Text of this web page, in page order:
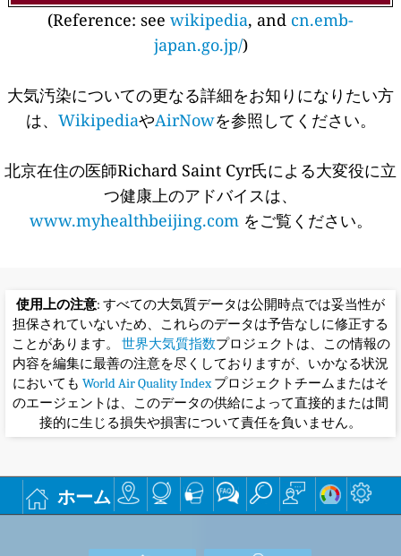
(Reference: see wikipedia, and cn.emb-
japan.go.jp/)
大気汚染についての更なる詳細をお知りになりたい方
は、 WikipediaやAirNowを参照してください。
北京在住の医師Richard Saint Cyr氏による大変役に立
つ健康上のアドバイスは、
www.myhealthbeijing.com をご覧ください。
使用上の注意: すべての大気質データは公開時点では妥当性が
担保されていないため、これらのデータは予告なしに修正する
ことがあります。 世界大気質指数プロジェクトは、この情報の
内容を編集に最善の注意を尽くしておりますが、いかなる状況
においても World Air Quality Indexプロジェクトチームまたはそ
のエージェントは、このデータの供給によって直接的または間
接的に生じる損失や損害について責任を負いません。
ホーム